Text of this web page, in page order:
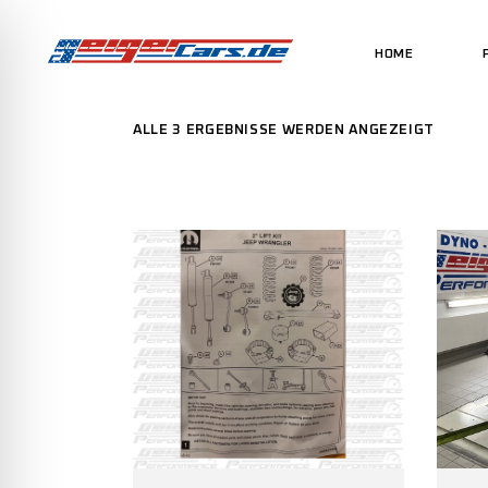
HOME
ALLE 3 ERGEBNISSE WERDEN ANGEZEIGT